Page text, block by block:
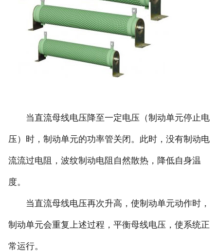
当直流母线电压降至一定电压（制动单元停止电
压）时，制动单元的功率管关闭。此时，没有制动电
流流过电阻，波纹制动电阻自然散热，降低自身温
度。
当直流母线电压再次升高，使制动单元动作时，
制动单元会重复上述过程，平衡母线电压，使系统正
常运行。